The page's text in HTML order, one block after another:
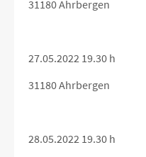
31180 Ahrbergen
27.05.2022 19.30 h
31180 Ahrbergen
28.05.2022 19.30 h